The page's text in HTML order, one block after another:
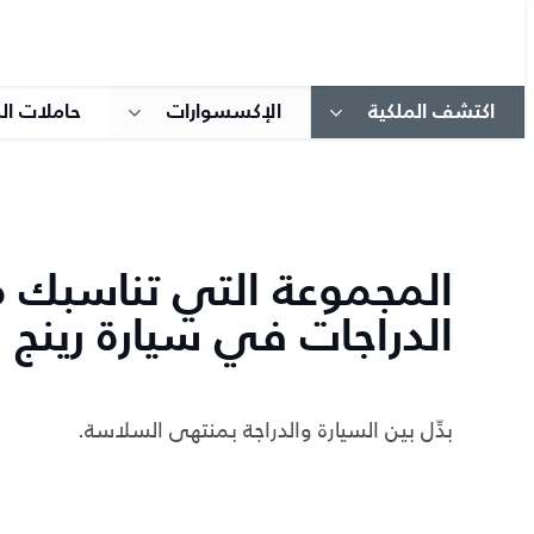
اكتشف الملكية الإكسسوارات حاملات
المجموعة التي
الدراجات في سيارة رينج
بدِّل بين السيارة والدراجة بمنتهى السلاسة.